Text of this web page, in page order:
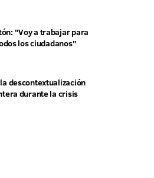
"Voy a trabajar para
los ciudadanos"
descontextualización
durante la crisis